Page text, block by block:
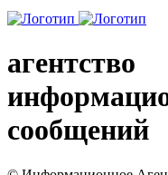
агентство
сообщений